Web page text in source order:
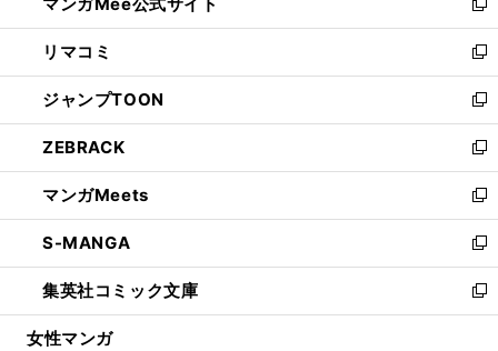
ド
ウ
で
開
く
ィ
ン
ド
ウ
で
開
く
い
ウ
ィ
ン
ド
ウ
で
開
く
新
し
い
ウ
ィ
ン
ド
ウ
で
開
く
リマコミ
新
し
い
ウ
ィ
ン
ド
ウ
で
開
く
ジャンプTOON
新
し
い
ウ
ィ
ン
ド
ウ
で
開
ZEBRACK
新
し
い
ウ
ィ
ン
ド
ウ
マンガMeets
新
し
い
ウ
ィ
ン
S-MANGA
新
し
い
ウ
集英社コミック文庫
新
し
女性マンガ